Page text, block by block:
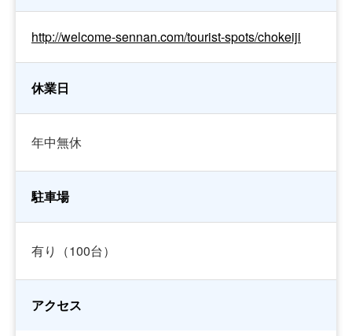
http://welcome-sennan.com/tourist-spots/chokeiji
休業日
年中無休
駐車場
有り（100台）
アクセス